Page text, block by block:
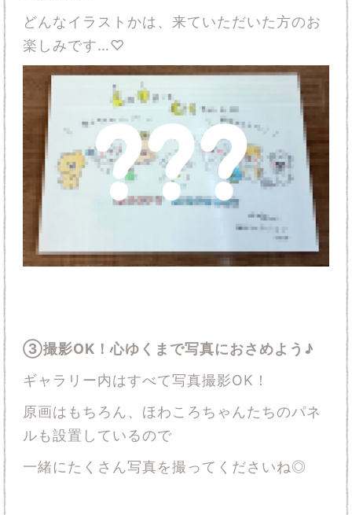
どんなイラストかは、来ていただいた方のお
楽しみです…♡
③撮影OK！心ゆくまで写真におさめよう♪
ギャラリー内はすべて写真撮影OK！
原画はもちろん、ほわころちゃんたちのパネ
ルも設置しているので
一緒にたくさん写真を撮ってくださいね◎